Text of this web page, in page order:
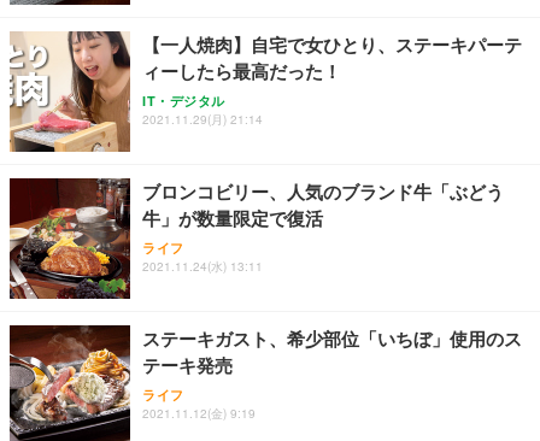
ョン PCチェア 通気性メッシュ ゲーミング/勉強/事
務用 おしゃれ パソコンチェア (ブラック)
Sezlife オフィスチェア デスクチェア 疲れない テレ
ワーク チェア 強化バックレスト 30度ロッキング機
能 人間工学 椅子 腰サポート 90度跳ね上げ式アーム
務用 おしゃれ パソコンチェア (ホワイト)
ANDWINT オフィスチェア デスクチェア 肘なし メ
ッシュ 通気性 ランバーサポート付き 腰サポート ガ
ス圧無段階昇降 360度回転 キャスター付き コンパク
【整備済み品】Dell E2724HS 27インチ 液晶モニタ
ー フルHD（1920×1080）VA 非光沢 HDMI/DisplayP
ort/VGA スピーカー内蔵 高さ調整 スイベル VESA対
【MiniLED/24.5inch/280Hz/FHD】GRAPHT THE S
HOOTER Gaming Monitor 24” Essential ゲーミン
グモニター QD 24.5インチ 1ms FHD 量子ドット 残
Smart Basic(スマートベーシック) 【Amazon.co.jp
限定】 Smart Basic アイリスオーヤマ ペットシーツ
超厚型 お徳用 ワイド 100枚入 (x 1) (ケース販売)
アイリスオーヤマ ペットシーツ 超厚型 お徳用 レギ
ュラー 200枚入【Amazon.co.jp限定】
【一人焼肉】自宅で女ひとり、ステーキパーテ
ィーしたら最高だった！
IT・デジタル
2021.11.29(月) 21:14
ブロンコビリー、人気のブランド牛「ぶどう
牛」が数量限定で復活
ライフ
2021.11.24(水) 13:11
ステーキガスト、希少部位「いちぼ」使用のス
テーキ発売
ライフ
2021.11.12(金) 9:19